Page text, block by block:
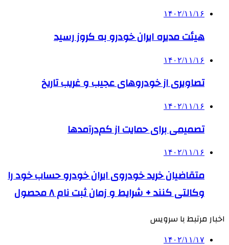
۱۴۰۲/۱۱/۱۶
هیئت مدیره ایران خودرو به کروز رسید
۱۴۰۲/۱۱/۱۶
تصاویری از خودروهای عجیب و غریب تاریخ
۱۴۰۲/۱۱/۱۶
تصمیمی برای حمایت از کم‌درآمدها
۱۴۰۲/۱۱/۱۶
متقاضیان خرید خودروی ایران خودرو حساب خود را
وکالتی کنند + شرایط و زمان ثبت نام ۸ محصول
اخبار مرتبط با سرویس
۱۴۰۲/۱۱/۱۷